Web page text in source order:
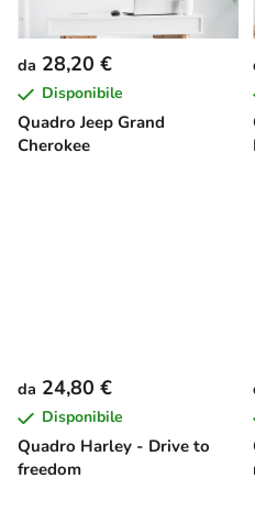
Quadro Jeep Grand
Cherokee
da 28,20 €
Disponibile
Quadro Harley - Drive to
freedom
da 24,80 €
Disponibile